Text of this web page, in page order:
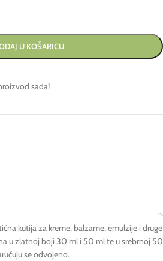
U KOŠARICU
sada!
kutija za kreme, balzame, emulzije i druge
u zlatnoj boji 30 ml i 50 ml te u srebrnoj 50
se odvojeno.